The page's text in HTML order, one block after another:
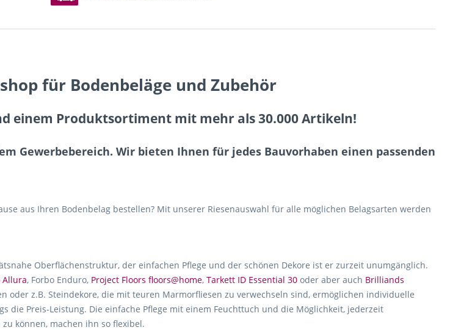
für Bodenbeläge und Zubehör
einem Produktsortiment mit mehr als 30.000 Artikeln!
Gewerbebereich. Wir bieten Ihnen für jedes Bauvorhaben einen passenden
aus Ihren Bodenbelag bestellen? Mit unserer Riesenauswahl für alle möglichen Belagsarten werden
Oberflächenstruktur, der einfachen Pflege und der schönen Dekore ist er zurzeit unumgänglich.
Allura, Forbo Enduro, Project Floors floors@home, Tarkett ID Essential 30 oder aber auch Brilliands
oder z.B. Steindekore, die mit teuren Marmorfliesen zu verwechseln sind, ermöglichen individuelle
die Preis-Leistung. Die einfache Pflege mit einem Feuchttuch und die Möglichkeit, jederzeit
können, machen ihn so flexibel.